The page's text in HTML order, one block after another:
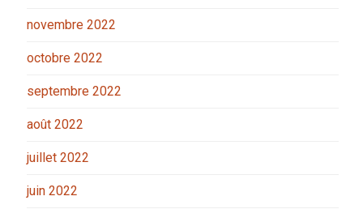
novembre 2022
octobre 2022
septembre 2022
août 2022
juillet 2022
juin 2022